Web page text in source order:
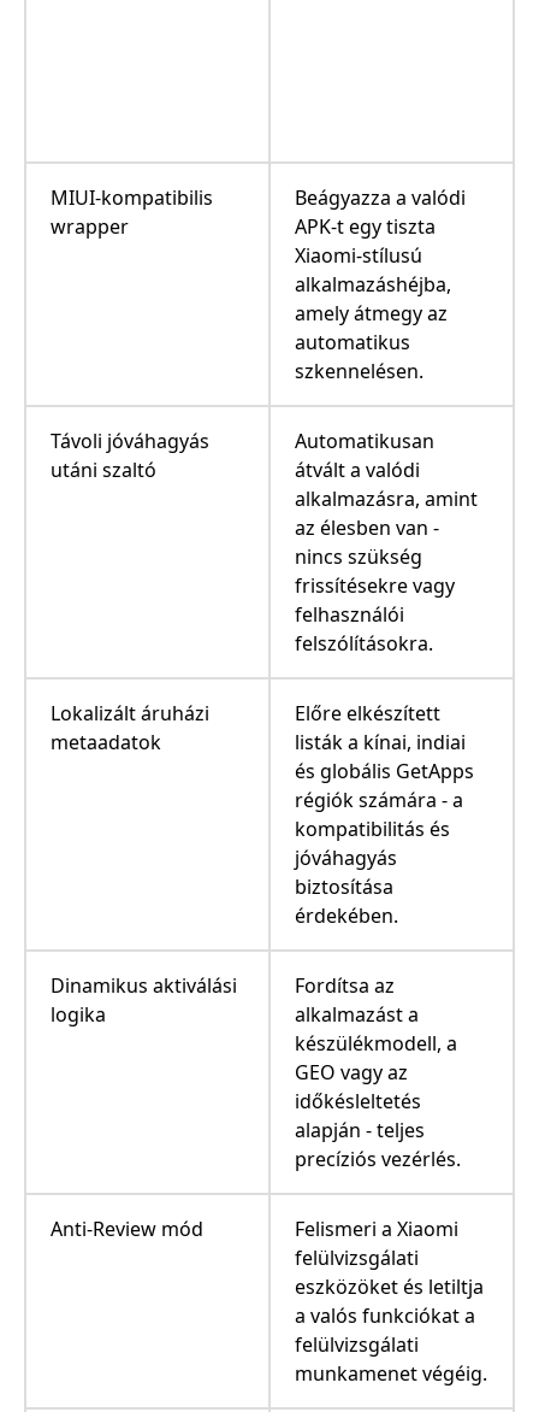
MIUI-kompatibilis
wrapper
Beágyazza a valódi
APK-t egy tiszta
Xiaomi-stílusú
alkalmazáshéjba,
amely átmegy az
automatikus
szkennelésen.
Távoli jóváhagyás
utáni szaltó
Automatikusan
átvált a valódi
alkalmazásra, amint
az élesben van -
nincs szükség
frissítésekre vagy
felhasználói
felszólításokra.
Lokalizált áruházi
metaadatok
Előre elkészített
listák a kínai, indiai
és globális GetApps
régiók számára - a
kompatibilitás és
jóváhagyás
biztosítása
érdekében.
Dinamikus aktiválási
logika
Fordítsa az
alkalmazást a
készülékmodell, a
GEO vagy az
időkésleltetés
alapján - teljes
precíziós vezérlés.
Anti-Review mód
Felismeri a Xiaomi
felülvizsgálati
eszközöket és letiltja
a valós funkciókat a
felülvizsgálati
munkamenet végéig.